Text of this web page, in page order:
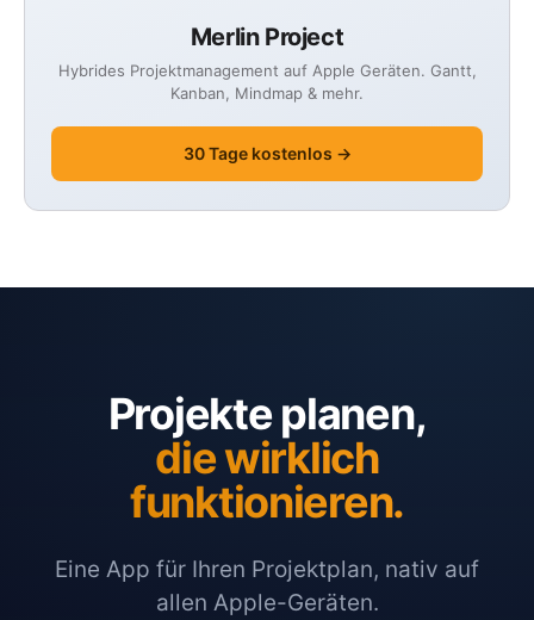
Merlin Project
Hybrides Projektmanagement auf Apple Geräten. Gantt,
Kanban, Mindmap & mehr.
30 Tage kostenlos →
Projekte planen,
die wirklich
funktionieren.
Eine App für Ihren Projektplan, nativ auf
allen Apple-Geräten.